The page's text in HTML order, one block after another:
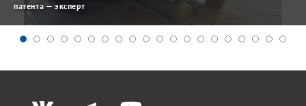
патента — эксперт